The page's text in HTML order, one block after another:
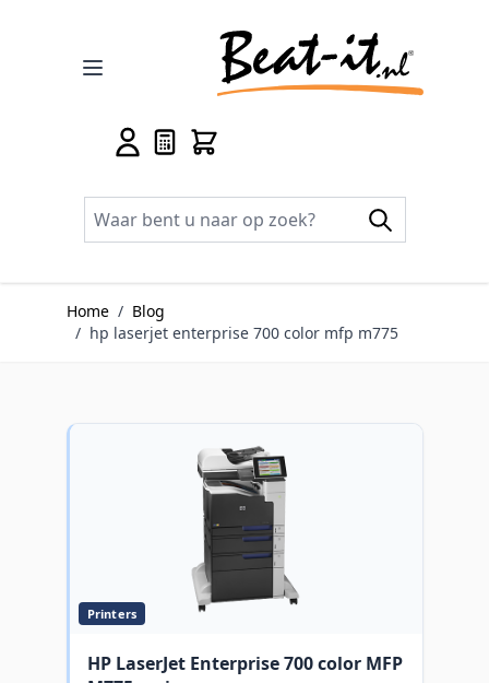
Home / Blog
/ hp laserjet enterprise 700 color mfp m775
Printers
HP LaserJet Enterprise 700 color MFP